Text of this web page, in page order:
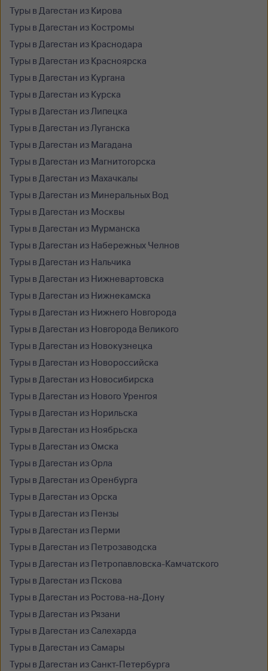
Туры в Дагестан из Кирова
Туры в Дагестан из Костромы
Туры в Дагестан из Краснодара
Туры в Дагестан из Красноярска
Туры в Дагестан из Кургана
Туры в Дагестан из Курска
Туры в Дагестан из Липецка
Туры в Дагестан из Луганска
Туры в Дагестан из Магадана
Туры в Дагестан из Магнитогорска
Туры в Дагестан из Махачкалы
Туры в Дагестан из Минеральных Вод
Туры в Дагестан из Москвы
Туры в Дагестан из Мурманска
Туры в Дагестан из Набережных Челнов
Туры в Дагестан из Нальчика
Туры в Дагестан из Нижневартовска
Туры в Дагестан из Нижнекамска
Туры в Дагестан из Нижнего Новгорода
Туры в Дагестан из Новгорода Великого
Туры в Дагестан из Новокузнецка
Туры в Дагестан из Новороссийска
Туры в Дагестан из Новосибирска
Туры в Дагестан из Нового Уренгоя
Туры в Дагестан из Норильска
Туры в Дагестан из Ноябрьска
Туры в Дагестан из Омска
Туры в Дагестан из Орла
Туры в Дагестан из Оренбурга
Туры в Дагестан из Орска
Туры в Дагестан из Пензы
Туры в Дагестан из Перми
Туры в Дагестан из Петрозаводска
Туры в Дагестан из Петропавловска-Камчатского
Туры в Дагестан из Пскова
Туры в Дагестан из Ростова-на-Дону
Туры в Дагестан из Рязани
Туры в Дагестан из Салехарда
Туры в Дагестан из Самары
Туры в Дагестан из Санкт-Петербурга